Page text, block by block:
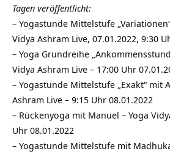
Tagen veröffentlicht:
– Yogastunde Mittelstufe
Vidya Ashram Live, 07.01.2022, 9:30
– Yoga Grundreihe
Vidya Ashram Live – 17:00 Uhr
– Yogastunde Mittelstufe „Exakt“ mit
Ashram Live – 9:15 Uhr 08.01.2022
– Rückenyoga mit Manuel – Yoga
Uhr 08.01.2022
– Yogastunde Mittelstufe mit